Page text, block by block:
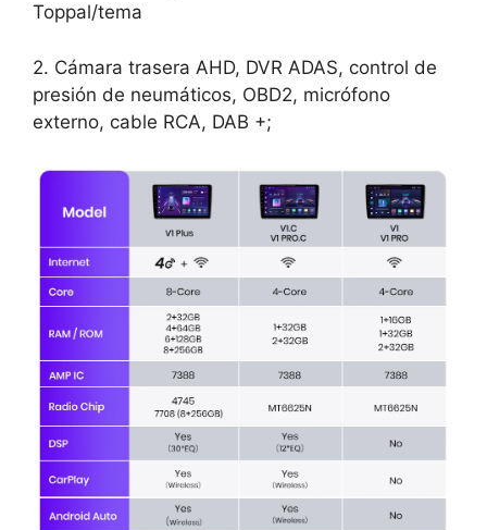
Toppal/tema
2. Cámara trasera AHD, DVR ADAS, control de
presión de neumáticos, OBD2, micrófono
externo, cable RCA, DAB +;